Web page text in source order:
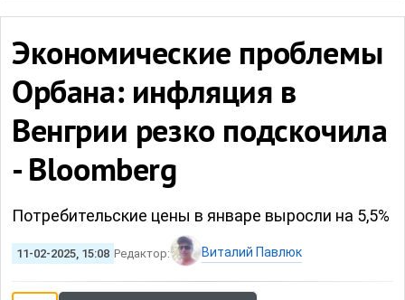
Экономические проблемы
Орбана: инфляция в
Венгрии резко подскочила
- Bloomberg
Потребительские цены в январе выросли на 5,5%
11-02-2025, 15:08 Редактор: Виталий Павлюк